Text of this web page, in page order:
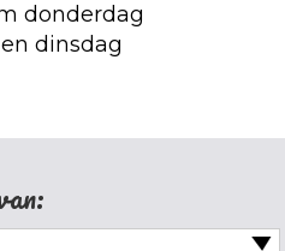
donderdag
dinsdag